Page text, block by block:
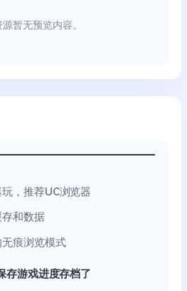
暂无预览内容。
，推荐UC浏览器
和数据
痕浏览模式
存游戏进度存档了